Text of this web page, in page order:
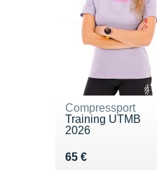
Compressport
Training UTMB
2026
65 €
Vendu 65 €